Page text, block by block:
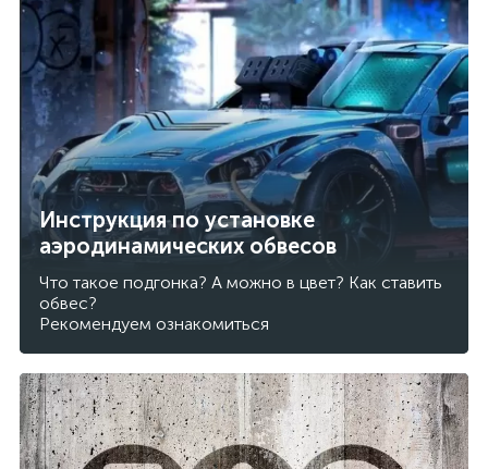
Инструкция по установке
аэродинамических обвесов
Что такое подгонка? А можно в цвет? Как ставить
обвес?
Рекомендуем ознакомиться